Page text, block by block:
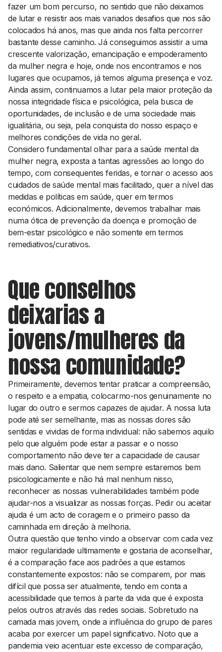
fazer um bom percurso, no sentido que não deixamos
de lutar e resistir aos mais variados desafios que nos são
colocados há anos, mas que ainda nos falta percorrer
bastante desse caminho. Já conseguimos assistir a uma
crescente valorização, emancipação e empoderamento
da mulher negra e hoje, onde nos encontramos e nos
lugares que ocupamos, já temos alguma presença e voz.
Ainda assim, continuamos a lutar pela maior proteção da
nossa integridade física e psicológica, pela busca de
oportunidades, de inclusão e de uma sociedade mais
igualitária, ou seja, pela conquista do nosso espaço e
melhores condições de vida no geral.
Considero fundamental olhar para a saúde mental da
mulher negra, exposta a tantas agressões ao longo do
tempo, com consequentes feridas, e tornar o acesso aos
cuidados de saúde mental mais facilitado, quer a nível das
medidas e políticas em saúde, quer em termos
económicos. Adicionalmente, devemos trabalhar mais
numa ótica de prevenção da doença e promoção de
bem-estar psicológico e não somente em termos
remediativos/curativos.
Que conselhos
deixarias a
jovens/mulheres da
nossa comunidade?
Primeiramente, devemos tentar praticar a compreensão,
o respeito e a empatia, colocarmo-nos genuinamente no
lugar do outro e sermos capazes de ajudar. A nossa luta
pode até ser semelhante, mas as nossas dores são
sentidas e vividas de forma individual: não sabemos aquilo
pelo que alguém pode estar a passar e o nosso
comportamento não deve ter a capacidade de causar
mais dano. Salientar que nem sempre estaremos bem
psicologicamente e não há mal nenhum nisso,
reconhecer as nossas vulnerabilidades também pode
ajudar-nos a visualizar as nossas forças. Pedir ou aceitar
ajuda é um acto de coragem e o primeiro passo da
caminhada em direção à melhoria.
Outra questão que tenho vindo a observar com cada vez
maior regularidade ultimamente e gostaria de aconselhar,
é a comparação face aos padrões a que estamos
constantemente expostos: não se comparem, por mais
difícil que possa ser atualmente, tendo em conta a
acessibilidade que temos à parte da vida que é exposta
pelos outros através das redes sociais. Sobretudo na
camada mais jovem, onde a influência do grupo de pares
acaba por exercer um papel significativo. Noto que a
pandemia veio acentuar este excesso de comparação,